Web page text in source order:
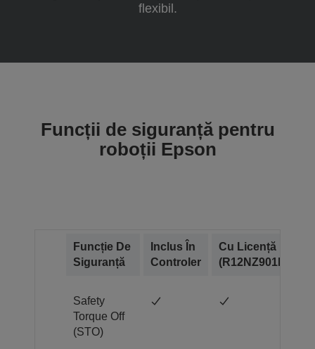
flexibil.
Funcții de siguranță pentru
roboții Epson
Funcție De
Siguranță
Inclus În
Controler
Cu Licență
(R12NZ901F2)
Safety
Torque Off
(STO)